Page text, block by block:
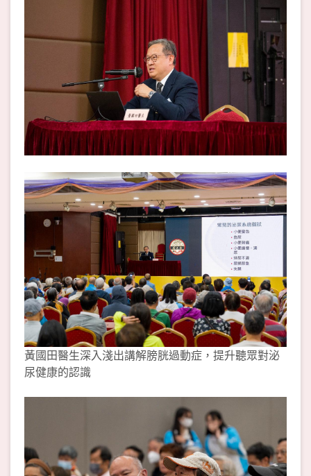
黃國田醫生深入淺出講解膀胱過動症，提升聽眾對泌
尿健康的認識